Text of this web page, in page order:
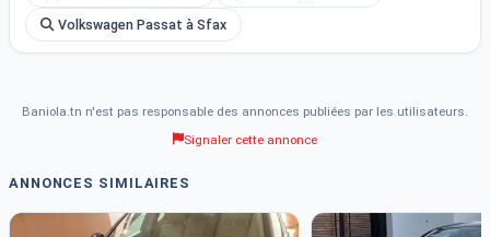
Volkswagen Passat à Sfax
Baniola.tn n'est pas responsable des annonces publiées par les utilisateurs.
Signaler cette annonce
ANNONCES SIMILAIRES